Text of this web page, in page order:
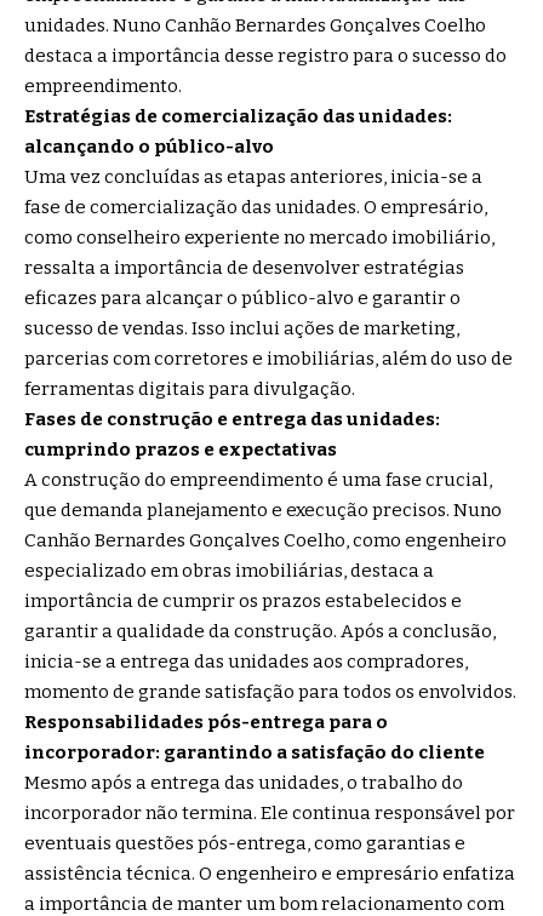
unidades. Nuno Canhão Bernardes Gonçalves Coelho
destaca a importância desse registro para o sucesso do
empreendimento.
Estratégias de comercialização das unidades:
alcançando o público-alvo
Uma vez concluídas as etapas anteriores, inicia-se a
fase de comercialização das unidades. O empresário,
como conselheiro experiente no mercado imobiliário,
ressalta a importância de desenvolver estratégias
eficazes para alcançar o público-alvo e garantir o
sucesso de vendas. Isso inclui ações de marketing,
parcerias com corretores e imobiliárias, além do uso de
ferramentas digitais para divulgação.
Fases de construção e entrega das unidades:
cumprindo prazos e expectativas
A construção do empreendimento é uma fase crucial,
que demanda planejamento e execução precisos. Nuno
Canhão Bernardes Gonçalves Coelho, como engenheiro
especializado em obras imobiliárias, destaca a
importância de cumprir os prazos estabelecidos e
garantir a qualidade da construção. Após a conclusão,
inicia-se a entrega das unidades aos compradores,
momento de grande satisfação para todos os envolvidos.
Responsabilidades pós-entrega para o
incorporador: garantindo a satisfação do cliente
Mesmo após a entrega das unidades, o trabalho do
incorporador não termina. Ele continua responsável por
eventuais questões pós-entrega, como garantias e
assistência técnica. O engenheiro e empresário enfatiza
a importância de manter um bom relacionamento com